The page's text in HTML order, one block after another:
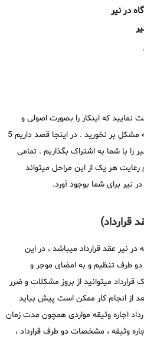
در نیر
نمایید که اینکار را بصورت اصولی و
قانونی انجام دهید که در آینده به مشکل بر نخورید . در اینجا قصد داریم 5
را با شما به اشتراک بگذاریم . تمامی
هر یک از این مراحل میتواند
نیر برای شما بوجود آورد.
در نیر عقد قرارداد میباشد ، در این
دو طرف تنظیم و به امضای موجر و
میتوانید از بروز مشکلات و ضرر
از انجام کار ممکن است پیش بیاید
اجاره وثیقه مواردی همچون مدت زمان
وثیقه ، مشخصات دو طرف قرارداد ،